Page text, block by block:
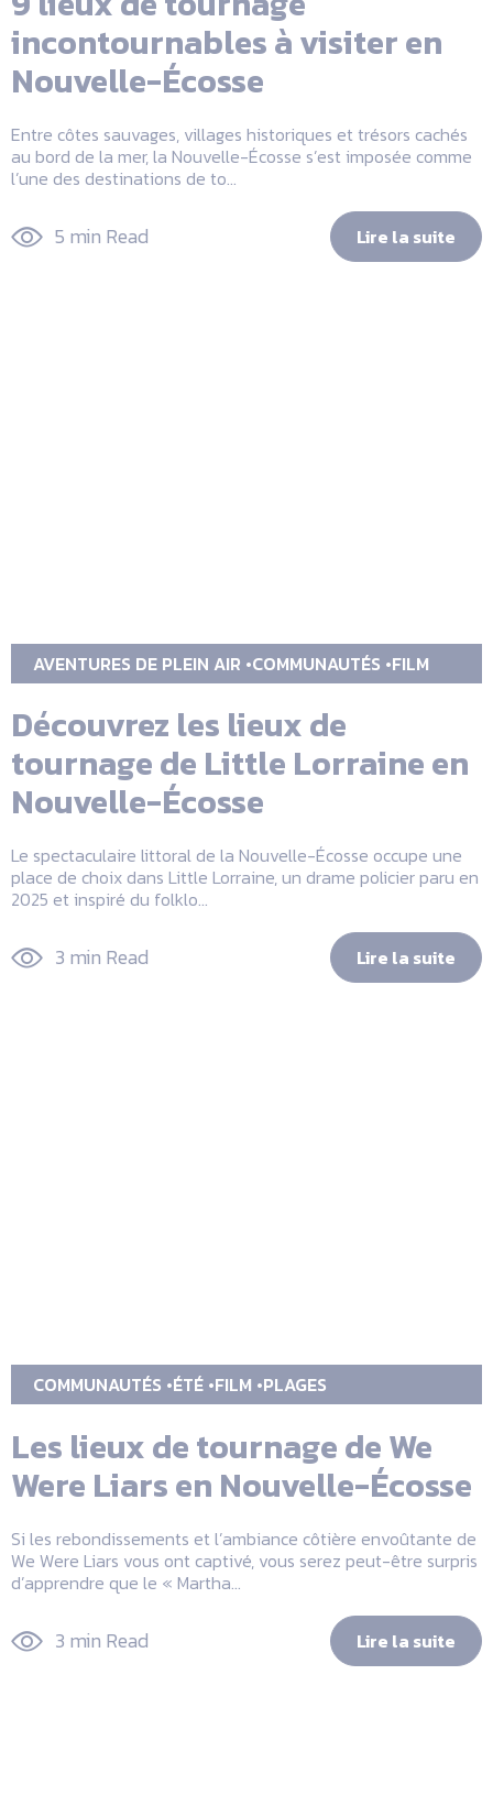
incontournables à visiter en
Nouvelle-Écosse
Entre côtes sauvages, villages historiques et trésors cachés
au bord de la mer, la Nouvelle-Écosse s’est imposée comme
l’une des destinations de to...
5 min Read Lire la suite
AVENTURES DE PLEIN AIR COMMUNAUTÉS FILM
Découvrez les lieux de
tournage de Little Lorraine en
Nouvelle-Écosse
Le spectaculaire littoral de la Nouvelle-Écosse occupe une
place de choix dans Little Lorraine, un drame policier paru en
2025 et inspiré du folklo...
3 min Read Lire la suite
COMMUNAUTÉS ÉTÉ FILM PLAGES
Les lieux de tournage de We
Were Liars en Nouvelle-Écosse
Si les rebondissements et l’ambiance côtière envoûtante de
We Were Liars vous ont captivé, vous serez peut-être surpris
d’apprendre que le « Martha...
3 min Read Lire la suite